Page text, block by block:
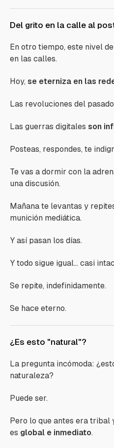
Del grito en la calle al
En otro tiempo, este nivel
en las calles.
Hoy, se eterniza en las
Las revoluciones del
Las guerras digitales son
Posteas, respondes, te
Te vas a dormir con la
una discusión.
Mañana te levantas y
munición mediática.
Y así pasan los días.
Y todo sigue igual… casi
Se repite, indefinidamente.
Se hace eterno.
¿Es esto "natural"?
La pregunta incómoda:
naturaleza?
Puede ser.
Pero lo que antes era tribal
es global e inmediato.